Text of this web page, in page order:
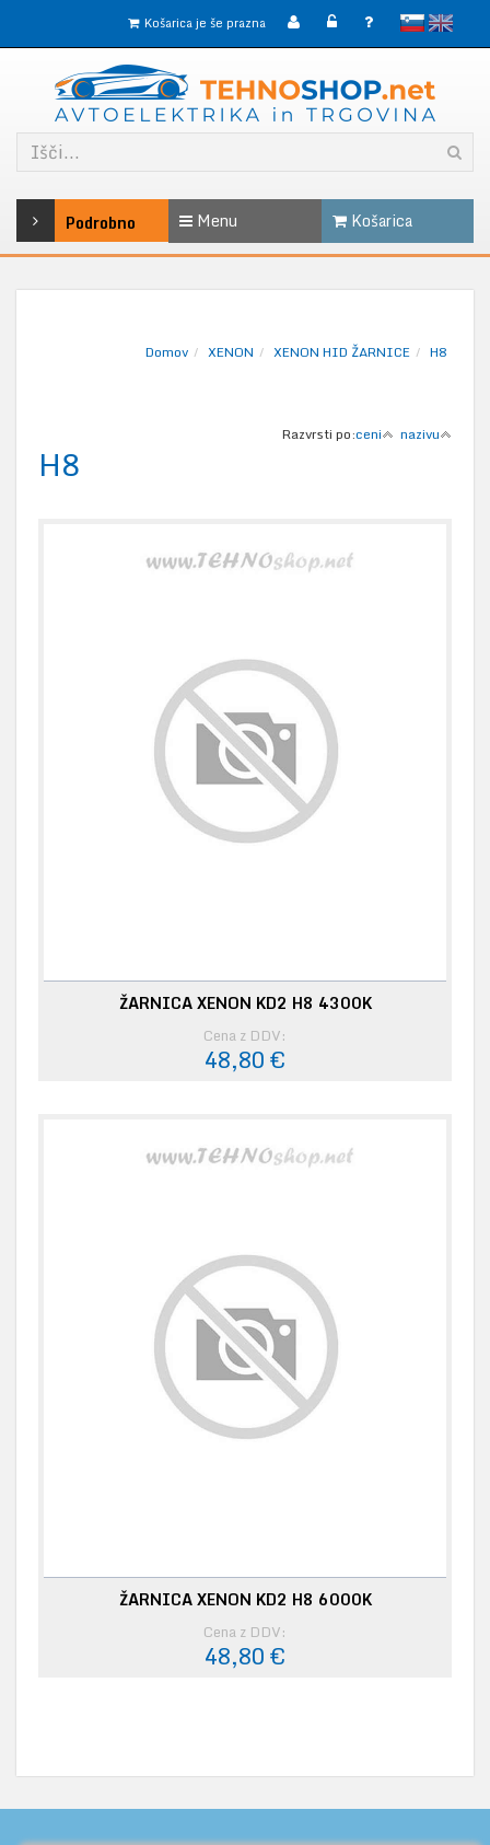
slovenskoEnglish
Košarica je še prazna
Podrobno Menu Košarica
Domov XENON XENON HID ŽARNICE H8
Razvrsti po:ceni nazivu
H8
ŽARNICA XENON KD2 H8 4300K
Cena z DDV:
48,80 €
ŽARNICA XENON KD2 H8 6000K
Cena z DDV:
48,80 €